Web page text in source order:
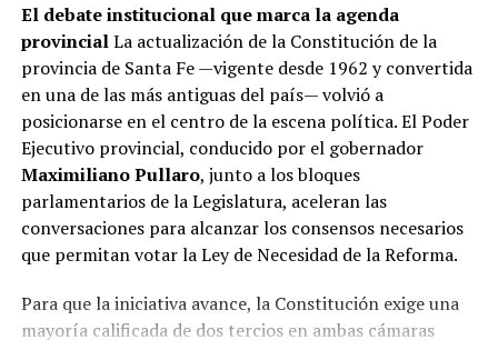
grupo de personas que se encontraba reunido en la vía
pública y se dio a la fuga inmediatamente.
La fiscal de la Unidad de Homicidios Dolosos,Marina
Vigo, ordenó la intervención del Gabinete
Criminalístico de la Policía de Investigaciones (PDI)
para efectuar:
Relevamiento integral y levantamiento de rastros
en la escena del crimen.
Toma de testimonios a vecinos y testigos
El debate institucional que marca la agenda
provincialLa actualización de la Constitución de la
provincia de Santa Fe —vigente desde 1962 y convertida
en una de las más antiguas del país— volvió a
posicionarse en el centro de la escena política. El Poder
Ejecutivo provincial, conducido por el gobernador
Maximiliano Pullaro, junto a los bloques
parlamentarios de la Legislatura, aceleran las
conversaciones para alcanzar los consensos necesarios
que permitan votar la Ley de Necesidad de la Reforma.
Para que la iniciativa avance, la Constitución exige una
mayoría calificada de dos tercios en ambas cámaras